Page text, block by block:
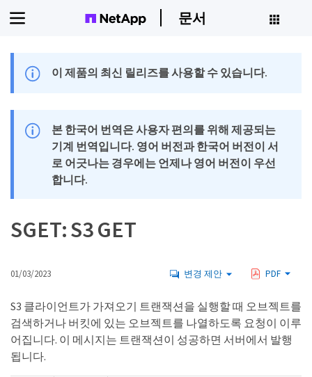
문서
이 제품의 최신 릴리즈를 사용할 수 있습니다.
본 한국어 번역은 사용자 편의를 위해 제공되는
기계 번역입니다. 영어 버전과 한국어 버전이 서
로 어긋나는 경우에는 언제나 영어 버전이 우선
합니다.
SGET: S3 GET
01/03/2023 변경 제안 PDF
S3 클라이언트가 가져오기 트랜잭션을 실행할 때 오브젝트를
검색하거나 버킷에 있는 오브젝트를 나열하도록 요청이 이루
어집니다. 이 메시지는 트랜잭션이 성공하면 서버에서 발행
됩니다.